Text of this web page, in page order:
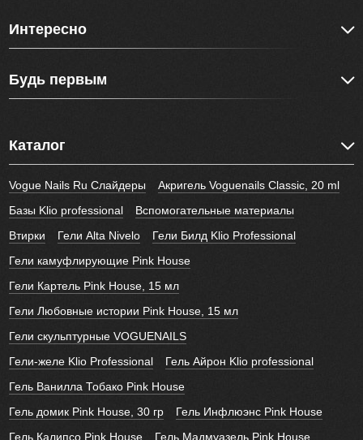
Интересно
Будь первым
Каталог
Vogue Nails Ru Слайдеры
Акригель Voguenails Classic, 20 ml
Базы Klio professional
Вспомогательные материалы
Втирки
Гели Alta Nivelo
Гели Билд Klio Professional
Гели камуфлирующие Pink House
Гели Картель Pink House, 15 мл
Гели Любовные истории Pink House, 15 мл
Гели скульптурные VOGUENAILS
Гели-желе Klio Professional
Гель Айрон Klio professional
Гель Ванилла Тобако Pink House
Гель домик Pink House, 30 гр
Гель Инфлюэнс Pink House
Гель Калипсо Pink House
Гель Мадмуазель Pink House